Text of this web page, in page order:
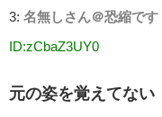
3: 名無しさん＠恐縮です
ID:zCbaZ3UY0
元の姿を覚えてない